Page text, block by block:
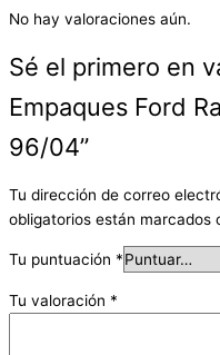
No hay valoraciones aún.
Sé el primero en
Empaques Ford
96/04”
Tu dirección de correo
obligatorios están marcados
Tu puntuación *
Tu valoración *